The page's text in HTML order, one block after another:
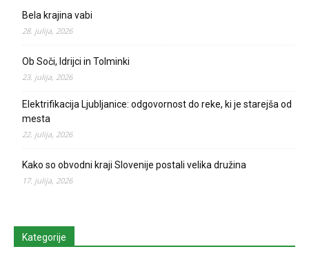
Bela krajina vabi
28. julija, 2026
Ob Soči, Idrijci in Tolminki
23. julija, 2026
Elektrifikacija Ljubljanice: odgovornost do reke, ki je starejša od
mesta
22. julija, 2026
Kako so obvodni kraji Slovenije postali velika družina
17. julija, 2026
Kategorije